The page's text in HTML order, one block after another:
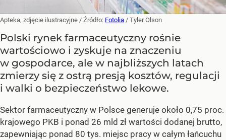
Apteka, zdjęcie ilustracyjne / Źródło: Fotolia / Tyler Olson
Polski rynek farmaceutyczny rośnie
wartościowo i zyskuje na znaczeniu
w gospodarce, ale w najbliższych latach
zmierzy się z ostrą presją kosztów, regulacji
i walki o bezpieczeństwo lekowe.
Sektor farmaceutyczny w Polsce generuje około 0,75 proc.
krajowego PKB i ponad 26 mld zł wartości dodanej brutto,
zapewniając ponad 80 tys. miejsc pracy w całym łańcuchu